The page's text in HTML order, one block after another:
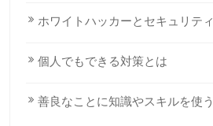
ホワイトハッカーとセキュリテ
個人でもできる対策とは
善良なことに知識やスキルを使